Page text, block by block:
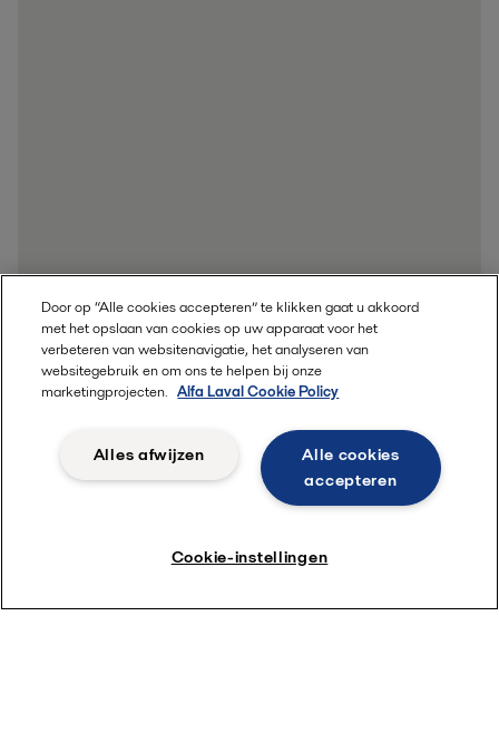
Door op “Alle cookies accepteren” te klikken gaat u akkoord
met het opslaan van cookies op uw apparaat voor het
verbeteren van websitenavigatie, het analyseren van
websitegebruik en om ons te helpen bij onze
marketingprojecten. Alfa Laval Cookie Policy
Alle cookies
accepteren
Alles afwijzen
Cookie-instellingen